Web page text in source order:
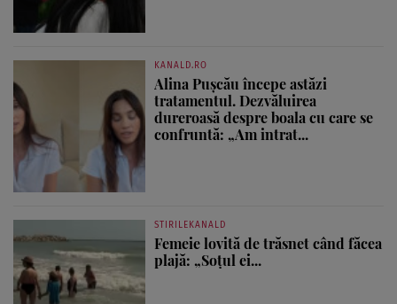
KANALD.RO
Alina Pușcău începe astăzi
tratamentul. Dezvăluirea
dureroasă despre boala cu care se
confruntă: „Am intrat...
STIRILEKANALD
Femeie lovită de trăsnet când făcea
plajă: „Soțul ei...